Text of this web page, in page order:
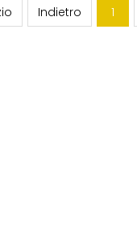
Indietro 1